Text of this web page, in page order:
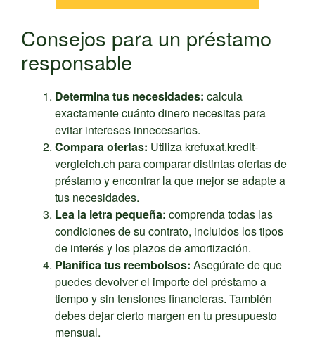
Consejos para un préstamo
responsable
Determina tus necesidades: calcula
exactamente cuánto dinero necesitas para
evitar intereses innecesarios.
Compara ofertas: Utiliza krefuxat.kredit-
vergleich.ch para comparar distintas ofertas de
préstamo y encontrar la que mejor se adapte a
tus necesidades.
Lea la letra pequeña: comprenda todas las
condiciones de su contrato, incluidos los tipos
de interés y los plazos de amortización.
Planifica tus reembolsos: Asegúrate de que
puedes devolver el importe del préstamo a
tiempo y sin tensiones financieras. También
debes dejar cierto margen en tu presupuesto
mensual.